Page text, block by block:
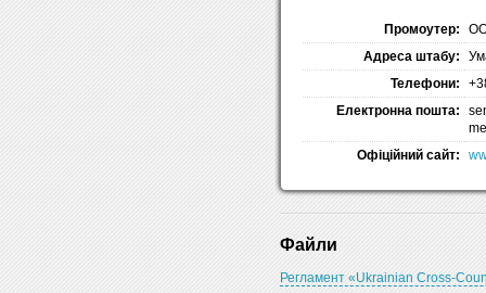
Промоутер:
Адреса штабу:
Телефони:
Електронна пошта:
Офіційний сайт:
Файли
Регламент «Ukrainian Cross-